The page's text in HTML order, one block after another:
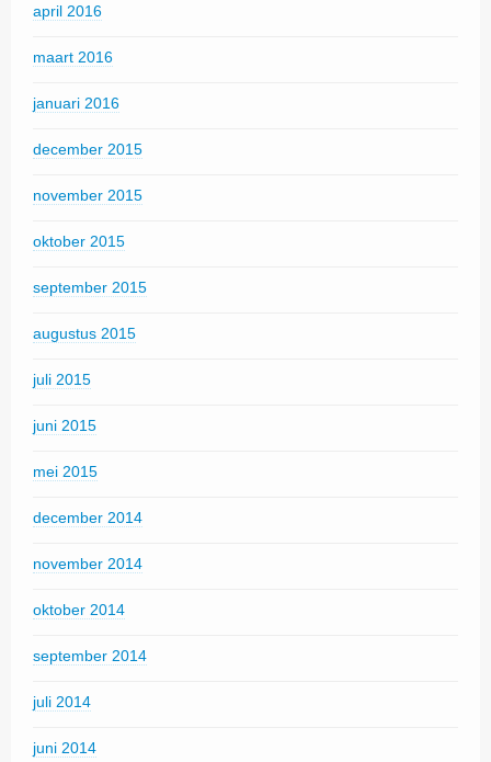
april 2016
maart 2016
januari 2016
december 2015
november 2015
oktober 2015
september 2015
augustus 2015
juli 2015
juni 2015
mei 2015
december 2014
november 2014
oktober 2014
september 2014
juli 2014
juni 2014